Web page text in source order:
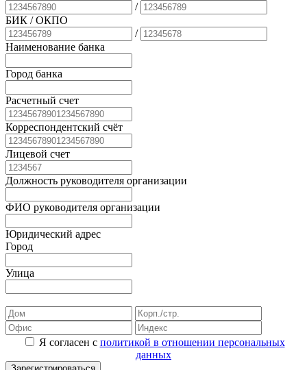
/
БИК / ОКПО
/
Наименование банка
Город банка
Расчетный счет
Корреспондентский счёт
Лицевой счет
Должность руководителя организации
ФИО руководителя организации
Юридический адрес
Город
Улица
Я согласен с политикой в отношении персональных
данных